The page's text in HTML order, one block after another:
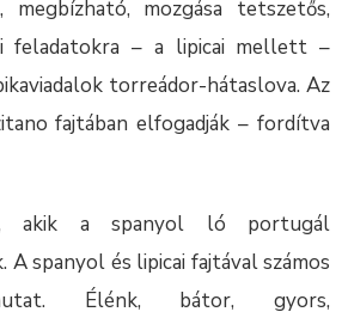
megbízható, mozgása tetszetős,
feladatokra – a lipicai mellett –
torreádor-hátaslova. Az
fajtában elfogadják – fordítva
akik a spanyol ló portugál
spanyol és lipicai fajtával számos
Élénk, bátor, gyors,